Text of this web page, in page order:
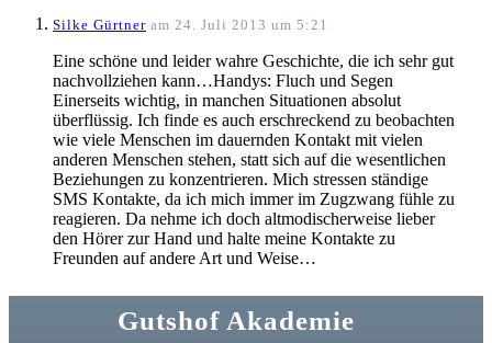
Silke Gürtner am 24. Juli 2013 um 5:21
Eine schöne und leider wahre Geschichte, die ich sehr gut
nachvollziehen kann…Handys: Fluch und Segen
Einerseits wichtig, in manchen Situationen absolut
überflüssig. Ich finde es auch erschreckend zu beobachten
wie viele Menschen im dauernden Kontakt mit vielen
anderen Menschen stehen, statt sich auf die wesentlichen
Beziehungen zu konzentrieren. Mich stressen ständige
SMS Kontakte, da ich mich immer im Zugzwang fühle zu
reagieren. Da nehme ich doch altmodischerweise lieber
den Hörer zur Hand und halte meine Kontakte zu
Freunden auf andere Art und Weise…
Gutshof Akademie